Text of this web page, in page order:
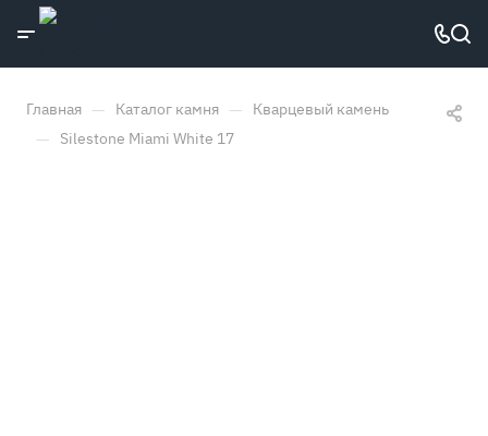
Главная — Каталог камня — Кварцевый камень
— Silestone Miami White 17